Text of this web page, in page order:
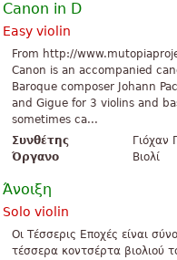
Canon in D
Easy violin
From http://
Canon is an accompanied
Baroque composer Johann
and Gigue for 3 violins and
sometimes ca...
Συνθέτης
Γιόχαν
Όργανο
Βιολί
Άνοιξη
Solo violin
Οι Τέσσερις Εποχές είναι
τέσσερα κοντσέρτα βιολιού